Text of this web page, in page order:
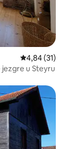
Prosječna
4,84 (31)
jezgre u Steyru